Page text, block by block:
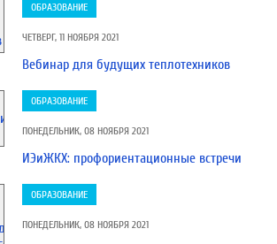
ОБРАЗОВАНИЕ
ЧЕТВЕРГ, 11 НОЯБРЯ 2021
Вебинар для будущих теплотехников
ОБРАЗОВАНИЕ
ПОНЕДЕЛЬНИК, 08 НОЯБРЯ 2021
ИЭиЖКХ: профориентационные встречи
ОБРАЗОВАНИЕ
ПОНЕДЕЛЬНИК, 08 НОЯБРЯ 2021